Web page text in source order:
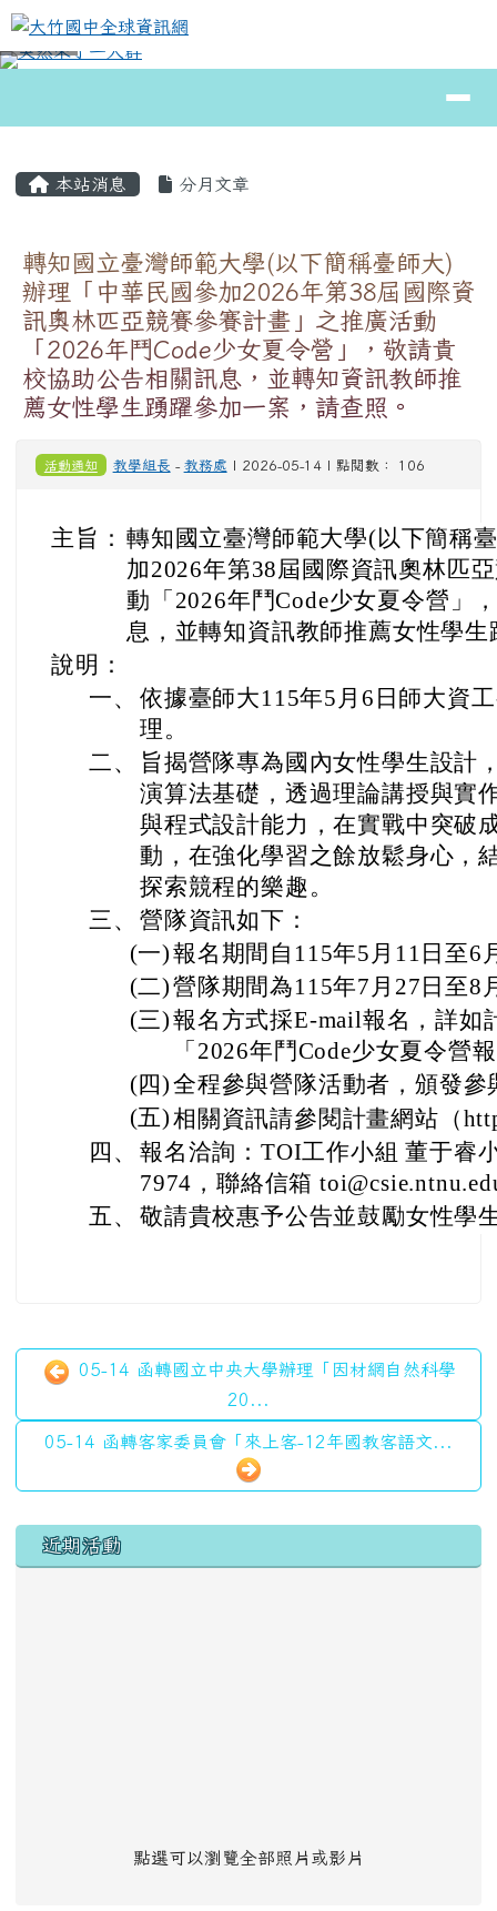
跳至主內容區
大竹國中全球資訊網
⏸
本站消息 分月文章
轉知國立臺灣師範大學(以下簡稱臺師大)
辦理「中華民國參加2026年第38屆國際資
訊奧林匹亞競賽參賽計畫」之推廣活動
「2026年鬥Code少女夏令營」，敬請貴
校協助公告相關訊息，並轉知資訊教師推
薦女性學生踴躍參加一案，請查照。
活動通知 教學組長 - 教務處 | 2026-05-14 | 點閱數： 106
主旨： 轉知國立臺灣師範大學(以下簡稱
加2026年第38屆國際資訊奧林匹
動「2026年鬥Code少女夏令營」
息，並轉知資訊教師推薦女性學
說明：
一、 依據臺師大115年5月6日師大資
理。
二、
旨揭營隊專為國內女性學生設計
演算法基礎，透過理論講授與實
與程式設計能力，在實戰中突破
動，在強化學習之餘放鬆身心，
探索競程的樂趣。
三、 營隊資訊如下：
(一)報名期間自115年5月11日至6
(二)營隊期間為115年7月27日至8
(三)報名方式採E-mail報名，詳如
「2026年鬥Code少女夏令營
(四)全程參與營隊活動者，頒發參
(五)相關資訊請參閱計畫網站（
四、 報名洽詢：TOI工作小組 董于睿
7974，聯絡信箱
五、 敬請貴校惠予公告並鼓勵女性學
05-14 函轉國立中央大學辦理「因材網自然科學
20...
05-14 函轉客家委員會「來上客-12年國教客語文...
左邊區域內容
近期活動
點選可以瀏覽全部照片或影片